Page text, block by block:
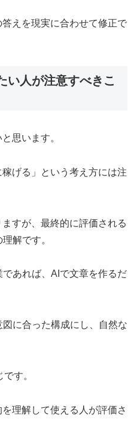
えを現実に合わせて修正で
い人が注意すべきこ
思います。
げる」という考え方には注
すが、最終的に評価される
解です。
あれば、AIで文章を作るだ
に合った構成にし、自然な
す。
理解して使える人が評価さ